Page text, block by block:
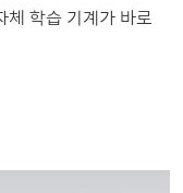
체 학습 기계가 바로